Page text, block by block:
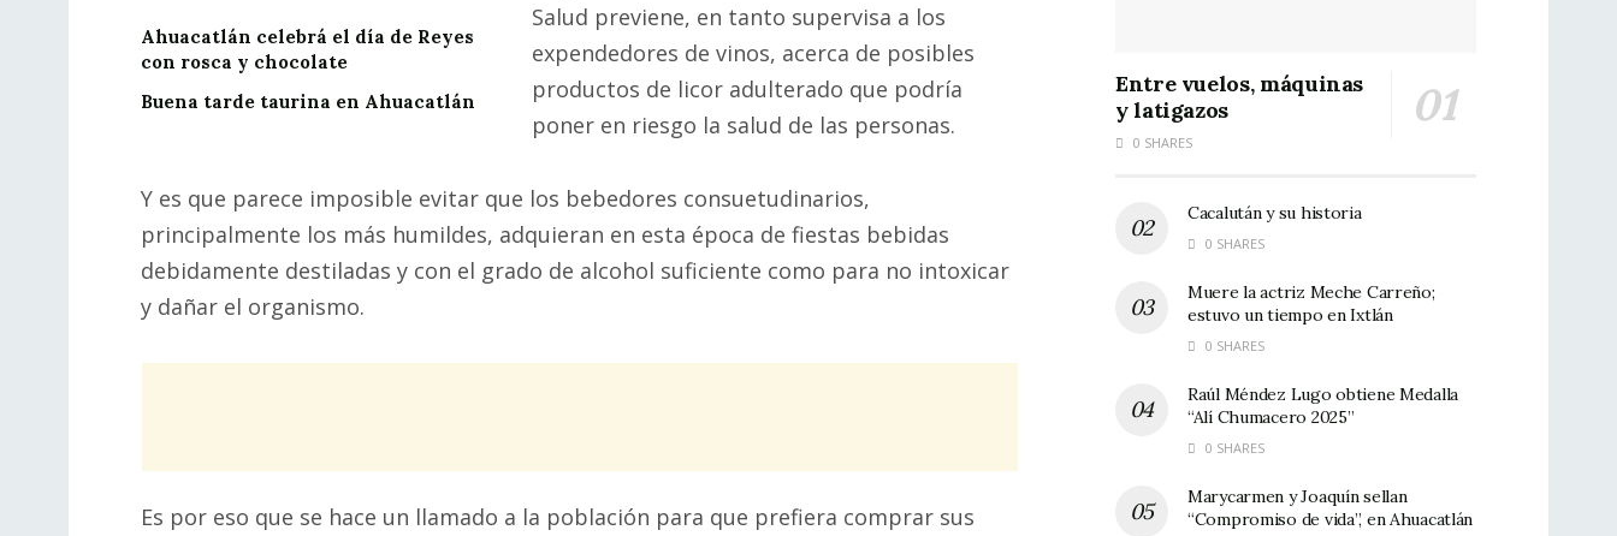
Ahuacatlán celebrá el día de Reyes
con rosca y chocolate
Buena tarde taurina en Ahuacatlán
Salud previene, en tanto supervisa a los
expendedores de vinos, acerca de posibles
productos de licor adulterado que podría
poner en riesgo la salud de las personas.
Y es que parece imposible evitar que los bebedores consuetudinarios,
principalmente los más humildes, adquieran en esta época de fiestas bebidas
debidamente destiladas y con el grado de alcohol suficiente como para no intoxicar
y dañar el organismo.
Es por eso que se hace un llamado a la población para que prefiera comprar sus
Entre vuelos, máquinas
y latigazos
0 SHARES
Cacalután y su historia
0 SHARES
Muere la actriz Meche Carreño;
estuvo un tiempo en Ixtlán
0 SHARES
Raúl Méndez Lugo obtiene Medalla
“Alí Chumacero 2025”
0 SHARES
Marycarmen y Joaquín sellan
“Compromiso de vida”, en Ahuacatlán